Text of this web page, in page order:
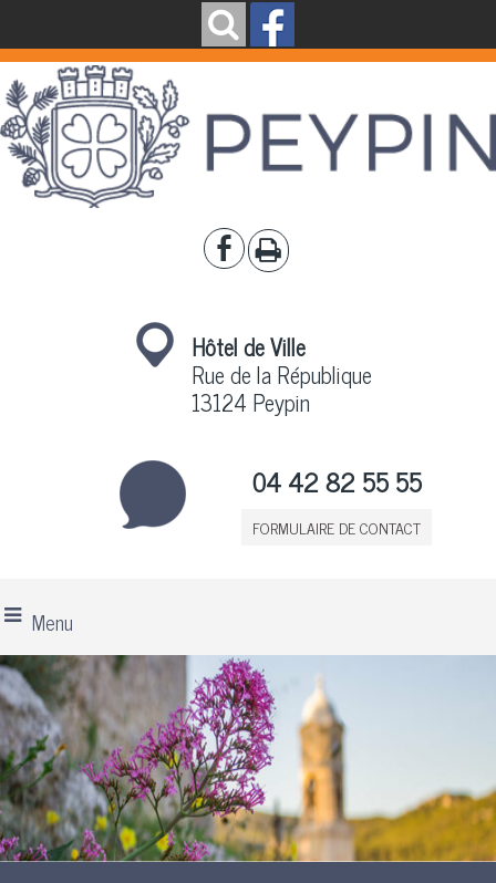
Hôtel de Ville
Rue de la République
13124 Peypin
04 42 82 55 55
FORMULAIRE DE CONTACT
Menu